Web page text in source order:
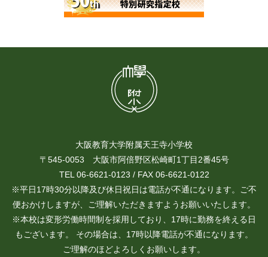
大阪教育大学附属天王寺小学校
〒545-0053 大阪市阿倍野区松崎町1丁目2番45号
TEL 06-6621-0123 / FAX 06-6621-0122
※平日17時30分以降及び休日祝日は電話が不通になります。ご不
便おかけしますが、ご理解いただきますようお願いいたします。
※本校は変形労働時間制を採用しており、17時に勤務を終える日
もございます。 その場合は、17時以降電話が不通になります。
ご理解のほどよろしくお願いします。